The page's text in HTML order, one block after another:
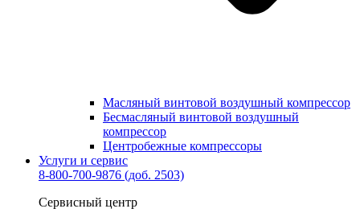
Масляный винтовой воздушный компрессор
Бесмасляный винтовой воздушный
компрессор
Центробежные компрессоры
Услуги и сервис
8-800-700-9876 (доб. 2503)
Сервисный центр